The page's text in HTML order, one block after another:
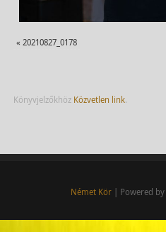
« 20210827_0178
Könyvjelzőkhöz Közvetlen link.
Német Kör| Powered by